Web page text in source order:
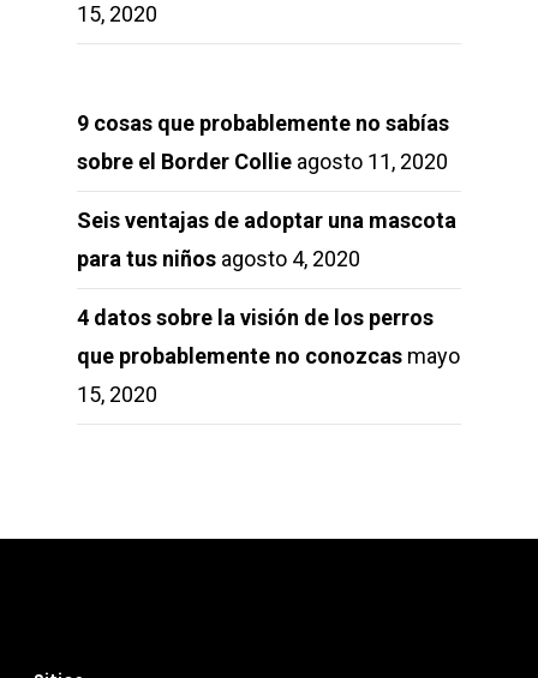
15, 2020
9 cosas que probablemente no sabías
sobre el Border Collie agosto 11, 2020
Seis ventajas de adoptar una mascota
para tus niños agosto 4, 2020
4 datos sobre la visión de los perros
que probablemente no conozcas mayo
15, 2020